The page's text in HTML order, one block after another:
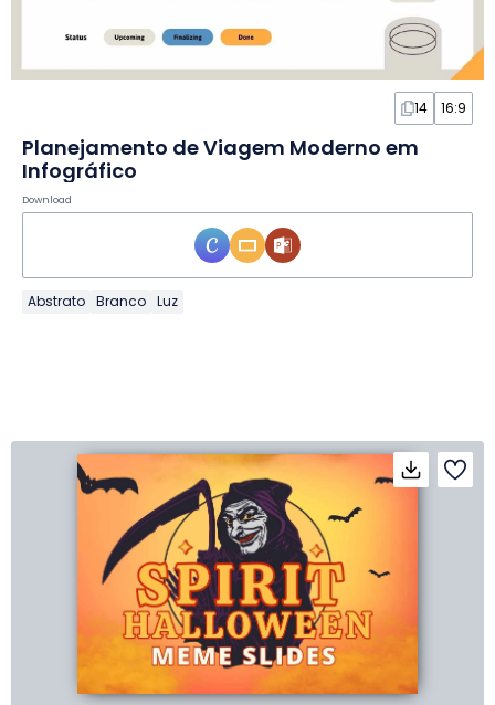
14 16:9
Planejamento de Viagem Moderno em
Infográfico
Download
Abstrato Branco Luz